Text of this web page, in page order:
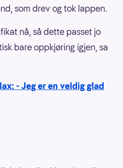
som drev og tok lappen.
nå, så dette passet jo
bare oppkjøring igjen, sa
- Jeg er en veldig glad